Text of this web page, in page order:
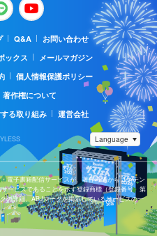
Q&A
お問い合わせ
ックス
メールマガジン
個人情報保護ポリシー
著作権について
る取り組み 運営会社
電子書籍配信サービスが、著作権者からコンテン
ービスであることを示す登録商標（登録番号 第
の詳細、ABJマークを掲示しているサービスの一